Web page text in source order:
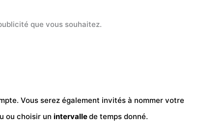
que vous souhaitez.
Vous serez également invités à nommer votre
ou choisir un intervallede temps donné.